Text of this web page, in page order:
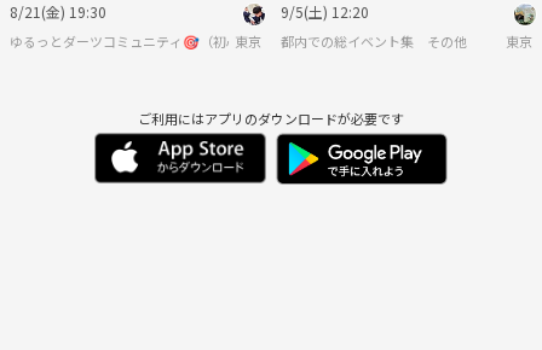
8/21(金) 19:30
ゆるっとダーツコミュニティ🎯（初心者歓迎）
東京
迎♪
9/5(土) 12:20
都内での総イベント集 その他 東京
ご利用にはアプリのダウンロードが必要です